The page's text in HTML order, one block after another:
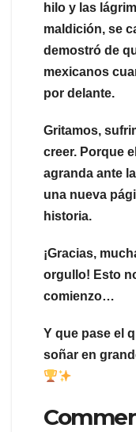
hilo y las
maldición, se
demostró de
mexicanos
por delante.
Gritamos,
creer. Porque
agranda ante
una nueva
historia.
¡Gracias,
orgullo! Esto
comienzo…
Y que pase el
soñar en